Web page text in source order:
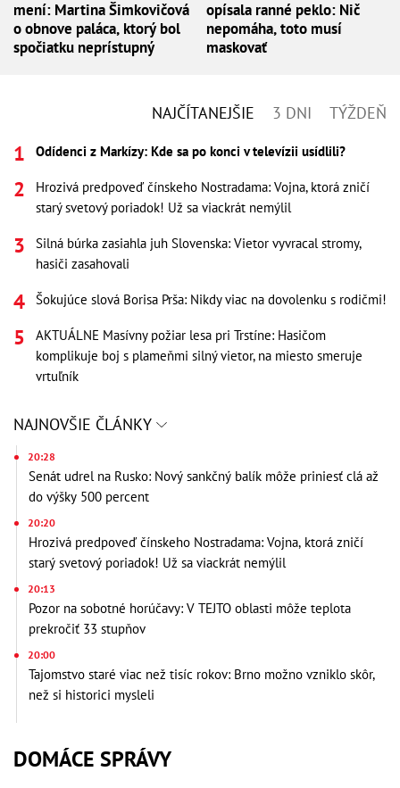
mení: Martina Šimkovičová
o obnove paláca, ktorý bol
spočiatku neprístupný
opísala ranné peklo: Nič
nepomáha, toto musí
maskovať
NAJČÍTANEJŠIE 3 DNI TÝŽDEŇ
Odídenci z Markízy: Kde sa po konci v televízii usídlili?
Hrozivá predpoveď čínskeho Nostradama: Vojna, ktorá zničí
starý svetový poriadok! Už sa viackrát nemýlil
Silná búrka zasiahla juh Slovenska: Vietor vyvracal stromy,
hasiči zasahovali
Šokujúce slová Borisa Prša: Nikdy viac na dovolenku s rodičmi!
AKTUÁLNE Masívny požiar lesa pri Trstíne: Hasičom
komplikuje boj s plameňmi silný vietor, na miesto smeruje
vrtuľník
NAJNOVŠIE ČLÁNKY
20:28
Senát udrel na Rusko: Nový sankčný balík môže priniesť clá až
do výšky 500 percent
20:20
Hrozivá predpoveď čínskeho Nostradama: Vojna, ktorá zničí
starý svetový poriadok! Už sa viackrát nemýlil
20:13
Pozor na sobotné horúčavy: V TEJTO oblasti môže teplota
prekročiť 33 stupňov
20:00
Tajomstvo staré viac než tisíc rokov: Brno možno vzniklo skôr,
než si historici mysleli
DOMÁCE SPRÁVY